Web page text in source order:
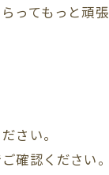
ってもっと頑
さい。
確認ください。